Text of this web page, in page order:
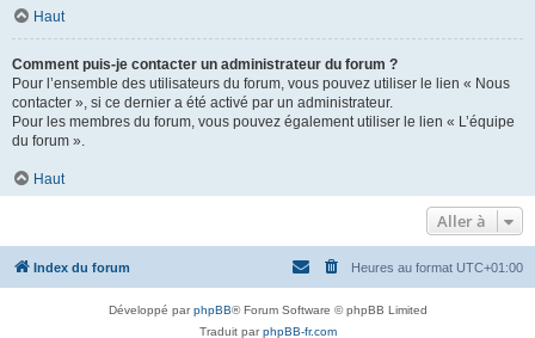
Haut
Comment puis-je contacter un administrateur du forum ?
Pour l’ensemble des utilisateurs du forum, vous pouvez utiliser le lien « Nous
contacter », si ce dernier a été activé par un administrateur.
Pour les membres du forum, vous pouvez également utiliser le lien « L’équipe
du forum ».
Haut
Aller à
Index du forum Heures au format UTC+01:00
Développé parphpBB® Forum Software © phpBB Limited
Traduit parphpBB-fr.com